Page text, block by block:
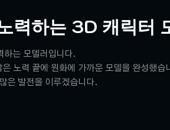
력하는 3D 캐릭터
하는 모델러입니다.
노력 끝에 원화에 가까운 모델을 완성했습
은 발전을 이루겠습니다.